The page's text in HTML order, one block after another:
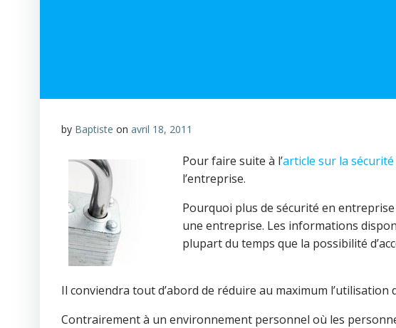
by Baptiste on avril 18, 2011
Pour faire suite à l’article sur la
l’entreprise.
Pourquoi plus de sécurité en
une entreprise. Les informations
plupart du temps que la possibilité
Il conviendra tout d’abord de réduire au maximum l’utilisation
Contrairement à un environnement personnel où les